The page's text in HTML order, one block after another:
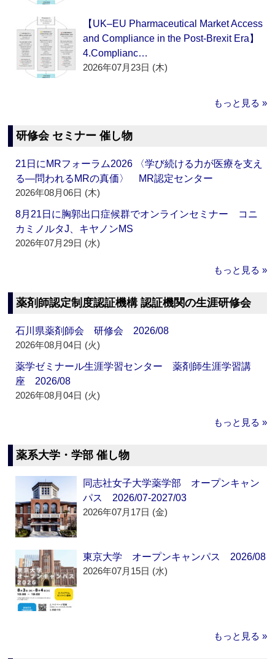
【UK–EU Pharmaceutical Market Access
and Compliance in the Post-Brexit Era】
4.Complianc…
2026年07月23日 (木)
もっと見る »
研修会 セミナー 催し物
21日にMRフォーラム2026 〈学び続ける力が医療を支え
る―問われるMRの真価〉 MR認定センター
2026年08月06日 (木)
8月21日に胸郭出口症候群でオンラインセミナー コニ
カミノルタJ、キヤノンMS
2026年07月29日 (水)
もっと見る »
薬剤師認定制度認証機構 認証機関の生涯研修会
石川県薬剤師会 研修会 2026/08
2026年08月04日 (火)
薬学ゼミナール生涯学習センター 薬剤師生涯学習講
座 2026/08
2026年08月04日 (火)
もっと見る »
薬系大学・学部 催し物
同志社女子大学薬学部 オープンキャン
パス 2026/07-2027/03
2026年07月17日 (金)
東京大学 オープンキャンパス 2026/08
2026年07月15日 (水)
もっと見る »